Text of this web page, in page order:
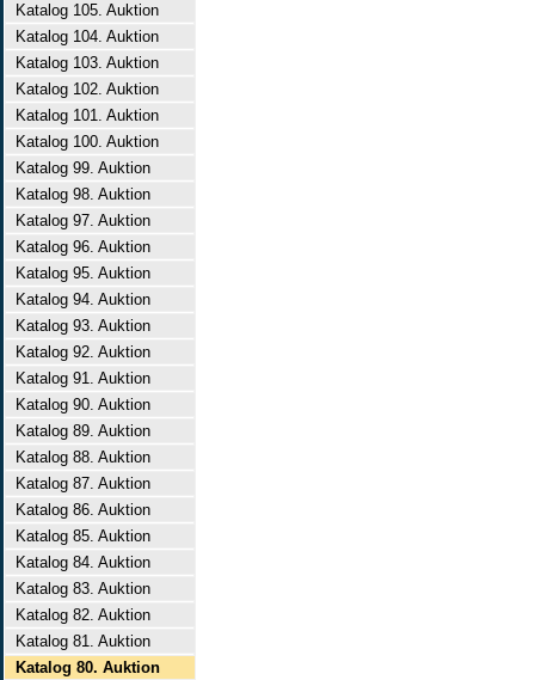
Katalog 105. Auktion
Katalog 104. Auktion
Katalog 103. Auktion
Katalog 102. Auktion
Katalog 101. Auktion
Katalog 100. Auktion
Katalog 99. Auktion
Katalog 98. Auktion
Katalog 97. Auktion
Katalog 96. Auktion
Katalog 95. Auktion
Katalog 94. Auktion
Katalog 93. Auktion
Katalog 92. Auktion
Katalog 91. Auktion
Katalog 90. Auktion
Katalog 89. Auktion
Katalog 88. Auktion
Katalog 87. Auktion
Katalog 86. Auktion
Katalog 85. Auktion
Katalog 84. Auktion
Katalog 83. Auktion
Katalog 82. Auktion
Katalog 81. Auktion
Katalog 80. Auktion